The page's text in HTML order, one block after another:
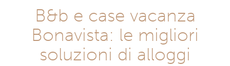
B&b e case vacanza
Bonavista: le migliori
soluzioni di alloggi